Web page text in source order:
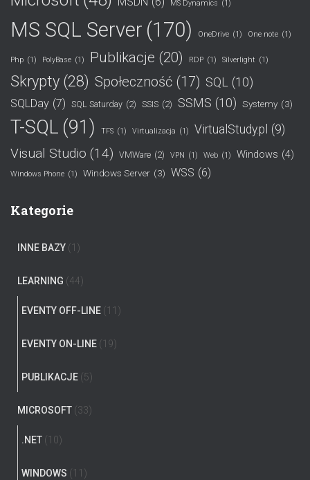
MS Dynamics (1)
MS SQL Server (170) OneDrive (1) One note (1)
Php (1) PolyBase (1) Publikacje (20) RDP (1) Silverlight (1)
Skrypty (28) Społeczność (17) SQL (10)
SQLDay (7) SQL Saturday (2) SSIS (2) SSMS (10) Systemy (3)
T-SQL (91) TFS (1) Virtualizacja (1) VirtualStudy.pl (9)
Visual Studio (14) VMWare (2) VPN (1) Web (1) Windows (4)
Windows Phone (1) Windows Server (3) WSS (6)
Kategorie
INNE BAZY (1)
LEARNING (44)
EVENTY OFF-LINE (11)
EVENTY ON-LINE (19)
PUBLIKACJE (5)
MICROSOFT (33)
.NET (10)
WINDOWS (11)